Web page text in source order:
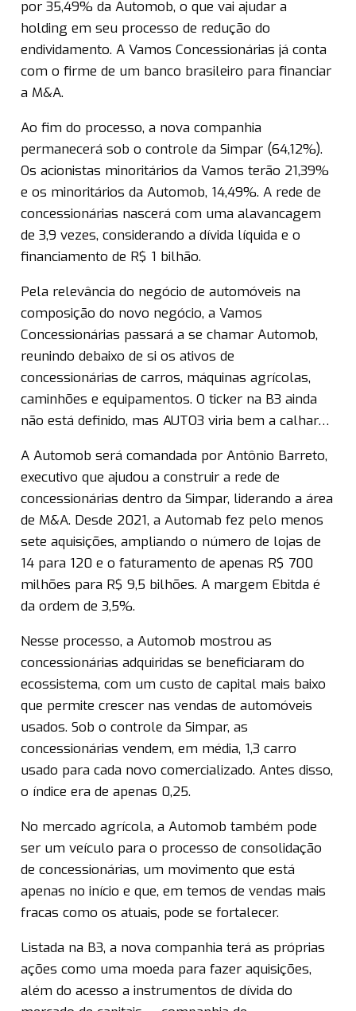
por 35,49% da Automob, o que vai ajudar a
holding em seu processo de redução do
endividamento. A Vamos Concessionárias já conta
com o firme de um banco brasileiro para financiar
a M&A.
Ao fim do processo, a nova companhia
permanecerá sob o controle da Simpar (64,12%).
Os acionistas minoritários da Vamos terão 21,39%
e os minoritários da Automob, 14,49%. A rede de
concessionárias nascerá com uma alavancagem
de 3,9 vezes, considerando a dívida líquida e o
financiamento de R$ 1 bilhão.
Pela relevância do negócio de automóveis na
composição do novo negócio, a Vamos
Concessionárias passará a se chamar Automob,
reunindo debaixo de si os ativos de
concessionárias de carros, máquinas agrícolas,
caminhões e equipamentos. O ticker na B3 ainda
não está definido, mas AUTO3 viria bem a calhar…
A Automob será comandada por Antônio Barreto,
executivo que ajudou a construir a rede de
concessionárias dentro da Simpar, liderando a área
de M&A. Desde 2021, a Automab fez pelo menos
sete aquisições, ampliando o número de lojas de
14 para 120 e o faturamento de apenas R$ 700
milhões para R$ 9,5 bilhões. A margem Ebitda é
da ordem de 3,5%.
Nesse processo, a Automob mostrou as
concessionárias adquiridas se beneficiaram do
ecossistema, com um custo de capital mais baixo
que permite crescer nas vendas de automóveis
usados. Sob o controle da Simpar, as
concessionárias vendem, em média, 1,3 carro
usado para cada novo comercializado. Antes disso,
o índice era de apenas 0,25.
No mercado agrícola, a Automob também pode
ser um veículo para o processo de consolidação
de concessionárias, um movimento que está
apenas no início e que, em temos de vendas mais
fracas como os atuais, pode se fortalecer.
Listada na B3, a nova companhia terá as próprias
ações como uma moeda para fazer aquisições,
além do acesso a instrumentos de dívida do